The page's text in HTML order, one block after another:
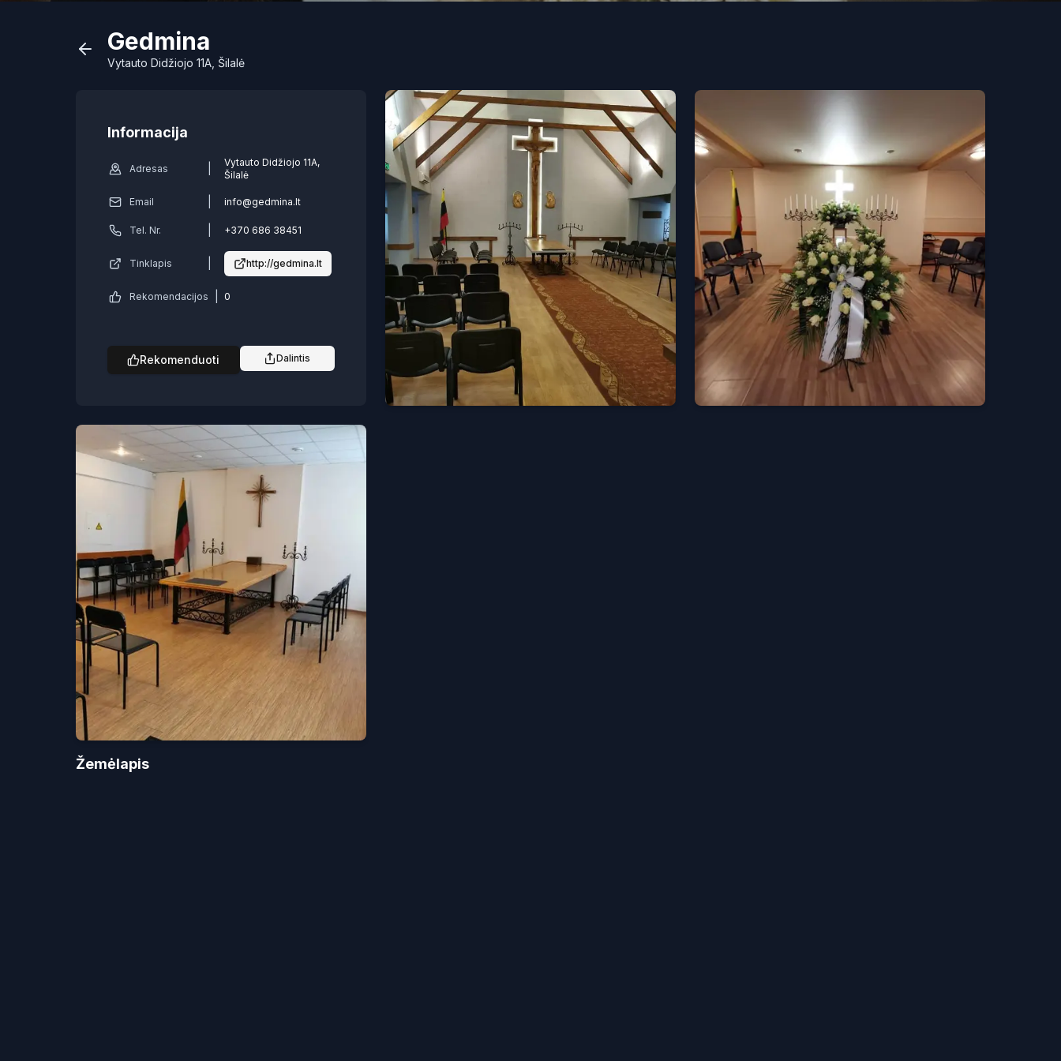
Gedmina
Vytauto Didžiojo 11A, Šilalė
Informacija
Adresas
Vytauto Didžiojo 11A,
Šilalė
Email info@gedmina.lt
Tel. Nr. +370 686 38451
Tinklapis http://gedmina.lt
Rekomendacijos 0
Rekomenduoti Dalintis
Žemėlapis